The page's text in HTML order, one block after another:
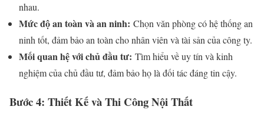
nhau.
Mức độ an toàn và an ninh: Chọn văn phòng có hệ thống an
ninh tốt, đảm bảo an toàn cho nhân viên và tài sản của công ty.
Mối quan hệ với chủ đầu tư: Tìm hiểu về uy tín và kinh
nghiệm của chủ đầu tư, đảm bảo họ là đối tác đáng tin cậy.
Bước 4: Thiết Kế và Thi Công Nội Thất